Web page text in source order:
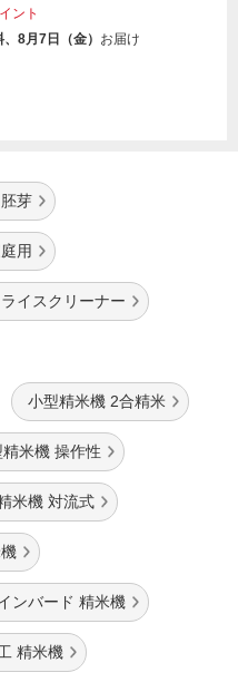
ント
8月7日（金） お届け
芽
用
イスクリーナー
小型精米機 2合精米
米機 操作性
米機 対流式
ンバード 精米機
精米機